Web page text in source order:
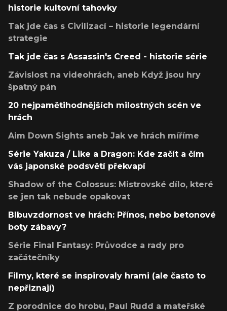
historie kultovní tahovky
Tak jde čas s Civilizací – historie legendární
strategie
Tak jde čas s Assassin's Creed - historie série
Závislost na videohrách, aneb Když jsou hry
špatný pán
20 nejpamětihodnějších milostných scén ve
hrách
Aim Down Sights aneb Jak ve hrách míříme
Série Yakuza / Like a Dragon: Kde začít a čím
vás japonské podsvětí překvapí
Shadow of the Colossus: Mistrovské dílo, které
se jen tak nebude opakovat
Blbuvzdornost ve hrách: Přínos, nebo betonové
boty zábavy?
Série Final Fantasy: Průvodce a rady pro
začátečníky
Filmy, které se inspirovaly hrami (ale často to
nepřiznají)
Z porodnice do hrobu, Paul Rudd a mateřské